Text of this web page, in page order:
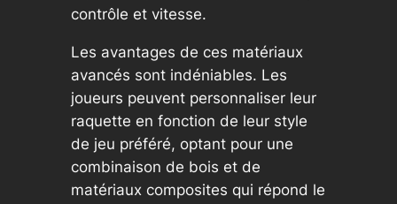
contrôle et vitesse.
Les avantages de ces matériaux
avancés sont indéniables. Les
joueurs peuvent personnaliser leur
raquette en fonction de leur style
de jeu préféré, optant pour une
combinaison de bois et de
matériaux composites qui répond le